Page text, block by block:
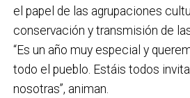
el papel de las agrupaciones
conservación y transmisión de
“Es un año muy especial y
todo el pueblo. Estáis todos
nosotras”, animan.